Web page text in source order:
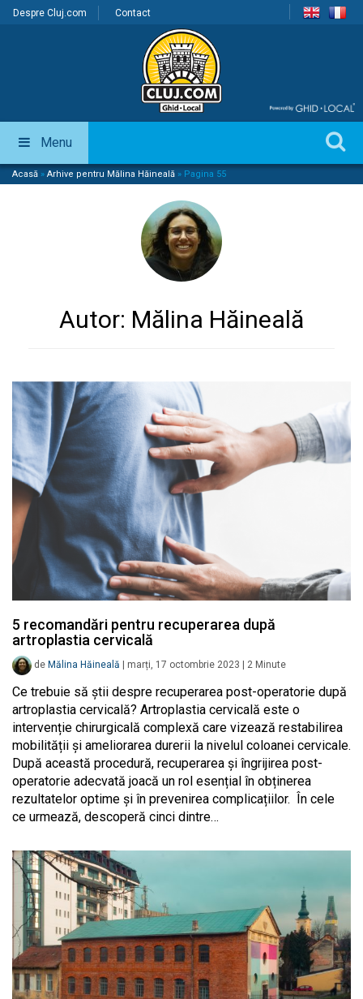
Despre Cluj.com Contact
Menu
Acasă » Arhive pentru Mălina Hăineală » Pagina 55
Autor: Mălina Hăineală
5 recomandări pentru recuperarea după
artroplastia cervicală
de Mălina Hăineală marți, 17 octombrie 2023 2 Minute
Ce trebuie să știi despre recuperarea post-operatorie după
artroplastia cervicală? Artroplastia cervicală este o
intervenție chirurgicală complexă care vizează restabilirea
mobilității și ameliorarea durerii la nivelul coloanei cervicale.
După această procedură, recuperarea și îngrijirea post-
operatorie adecvată joacă un rol esențial în obținerea
rezultatelor optime și în prevenirea complicațiilor. În cele
ce urmează, descoperă cinci dintre…